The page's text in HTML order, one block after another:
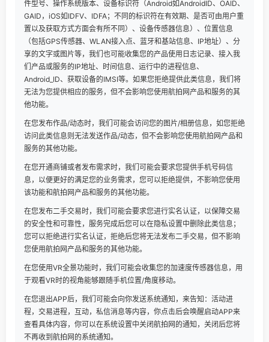
件型号、操作系统版本、设备标识符（Android如AndroidID、OAID、
GAID，iOS如IDFV、IDFA；不同的标识符在有效期、是否可由用户重
置以及获取方式方面会有所不同）、设备传感器信息）、位置信息
（包括GPS传感器、WLAN接入点、蓝牙和基站信息、IP地址）、分
享的文字或图片等，我们也可能收集您的产品使用日志记录、接入我
们产品或服务的IP地址、时间信息、运行中的进程信息、
Android_ID、获取设备的IMSI等。如果您拒绝提供此类信息，我们将
无法为您提供相应的服务，但不会影响您使用航拍网产品和服务的其
他功能。
在您发布作品/动态时，我们可能会访问您的图片/相册信息，如您拒绝
访问此类信息则无法发送作品/动态，但不会影响您使用航拍网产品和
服务的其他功能。
在您开通商铺或者发布需求时，我们可能会要求您提供手机号码信
息，以便更好的满足您的业务需求，您可以拒绝提供，不影响您使用
该功能和航拍网产品和服务的其他功能。
在您发布二手交易时，我们可能会要求您进行实名认证，以保障交易
的安全性和可靠性，服务完成后您可以在隐私设置中删除此类信息；
您可以拒绝进行实名认证，拒绝后您将无法发布二手交易，但不影响
您使用航拍网产品和服务的其他功能。
在您使用VR全景功能时，我们可能会收集您的加速度传感器信息，用
于观看VR时的视角能够跟随手机位置/角度移动。
在您退出APP后，我们可能会向你发送系统通知，来告知：活动进
程，交易进程，互动，私信消息等内容，你点击后会唤醒启动APP来
查看具体内容，你可以在系统设置中关闭航拍网的通知，关闭后您将
不再收到航拍网的系统通知。